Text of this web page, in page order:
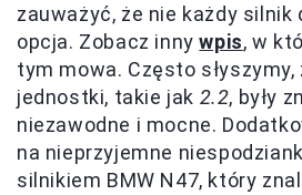
zauważyć, że nie każdy silnik
opcja. Zobacz innywpis, w
tym mowa. Często
jednostki, takie jak 2.2, były
niezawodne i mocne.
na nieprzyjemne
silnikiem BMW N47, który